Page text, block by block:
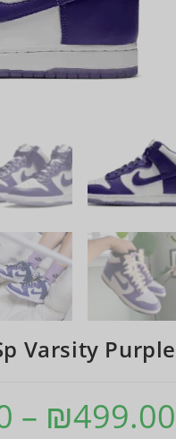
Varsity Purple
₪499.00
–